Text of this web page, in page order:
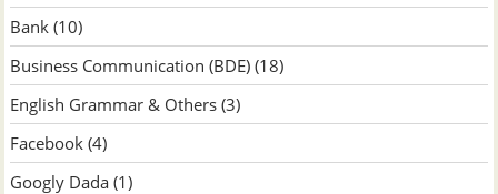
Bank (10)
Business Communication (BDE) (18)
English Grammar & Others (3)
Facebook (4)
Googly Dada (1)